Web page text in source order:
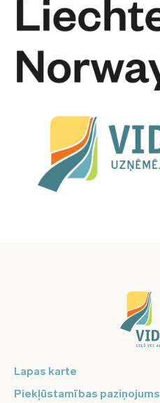
Lapas karte
Piekļūstamības paziņojums